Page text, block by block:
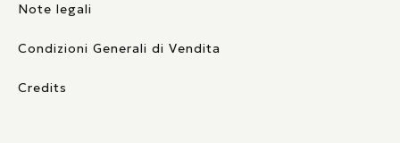
Note legali
Condizioni Generali di Vendita
Credits